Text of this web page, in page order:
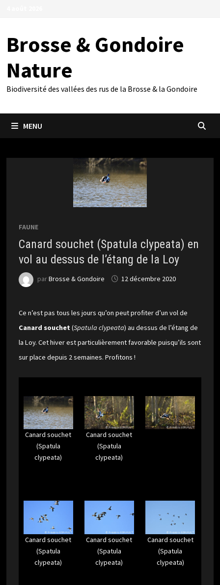
Brosse & Gondoire
Nature
Biodiversité des vallées des rus de la Brosse & la Gondoire
MENU
FAUNE
Canard souchet (Spatula clypeata) en
vol au dessus de l’étang de la Loy
parBrosse & Gondoire 12 décembre 2020
Ce n’est pas tous les jours qu’on peut profiter d’un vol de
Canard souchet (Spatula clypeata) au dessus de l’étang de
la Loy. Cet hiver est particulièrement favorable puisqu’ils sont
sur place depuis 2 semaines. Profitons !
Canard souchet
(Spatula
clypeata)
Canard souchet
(Spatula
clypeata)
Canard souchet
(Spatula
clypeata)
Canard souchet
(Spatula
clypeata)
Canard souchet
(Spatula
clypeata)